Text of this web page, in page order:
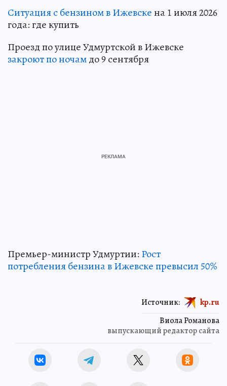
Ситуация с бензином в Ижевскена 1 июля 2026
года: где купить
Проезд по улице Удмуртской в Ижевске
закроют по ночамдо 9 сентября
Премьер-министр Удмуртии: Рост
потребления бензина в Ижевске превысил 50%
Виола Романова
выпускающий редактор сайта
Источник: kp.ru